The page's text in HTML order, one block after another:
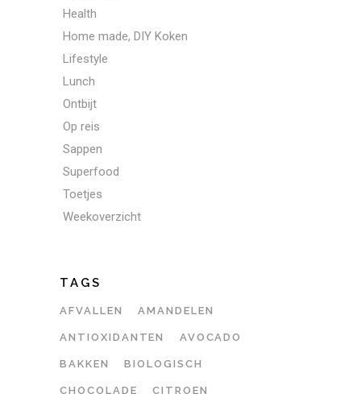
Health
Home made, DIY Koken
Lifestyle
Lunch
Ontbijt
Op reis
Sappen
Superfood
Toetjes
Weekoverzicht
TAGS
AFVALLEN AMANDELEN
ANTIOXIDANTEN AVOCADO
BAKKEN BIOLOGISCH
CHOCOLADE CITROEN